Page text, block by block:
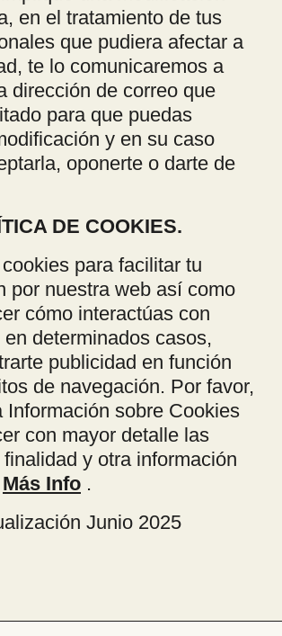
en el tratamiento de tus
que pudiera afectar a
te lo comunicaremos a
dirección de correo que
para que puedas
y en su caso
oponerte o darte de
DE COOKIES.
para facilitar tu
por nuestra web así como
cómo interactúas con
en determinados casos,
publicidad en función
de navegación. Por favor,
Información sobre Cookies
con mayor detalle las
y otra información
Más Info .
Junio 2025